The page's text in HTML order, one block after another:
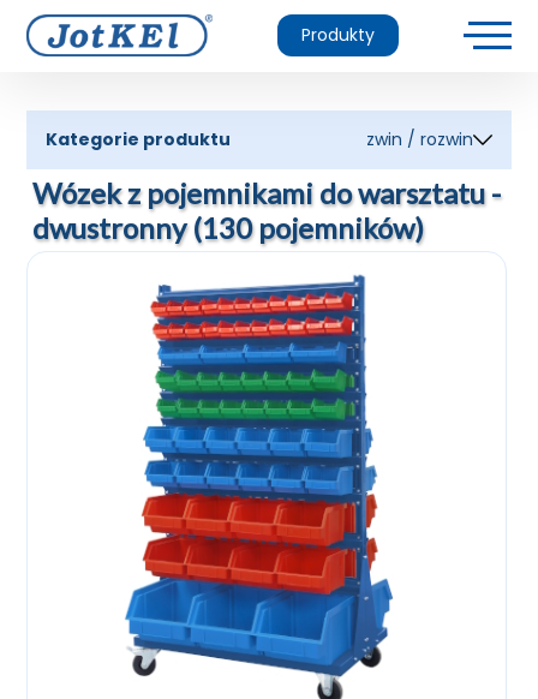
Produkty
Kategorie produktu zwin / rozwin
Wózek z pojemnikami do warsztatu -
dwustronny (130 pojemników)